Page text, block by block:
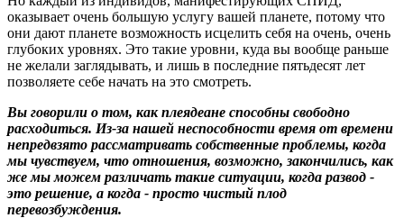
оказывает очень большую услугу вашей планете, потому что
они дают планете возможность исцелить себя на очень, очень
глубоких уровнях. Это такие уровни, куда вы вообще раньше
не желали заглядывать, и лишь в последние пятьдесят лет
позволяете себе начать на это смотреть.
Вы говорили о том, как плеядеане способны свободно
расходиться. Из-за нашей неспособности время от времени
непредвзято рассматривать собственные проблемы, когда
мы чувствуем, что отношения, возможно, закончились, как
же мы можем различать такие ситуации, когда развод -
это решение, а когда - просто чистый плод
перевозбуждения.